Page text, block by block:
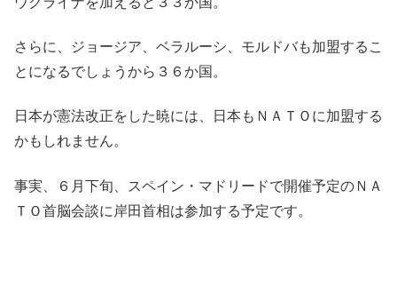
さらに、ジョージア、ベラルーシ、モルドバも加盟するこ
とになるでしょうから３６か国。
日本が憲法改正をした暁には、日本もＮＡＴＯに加盟する
かもしれません。
事実、６月下旬、スペイン・マドリードで開催予定のＮＡ
ＴＯ首脳会談に岸田首相は参加する予定です。